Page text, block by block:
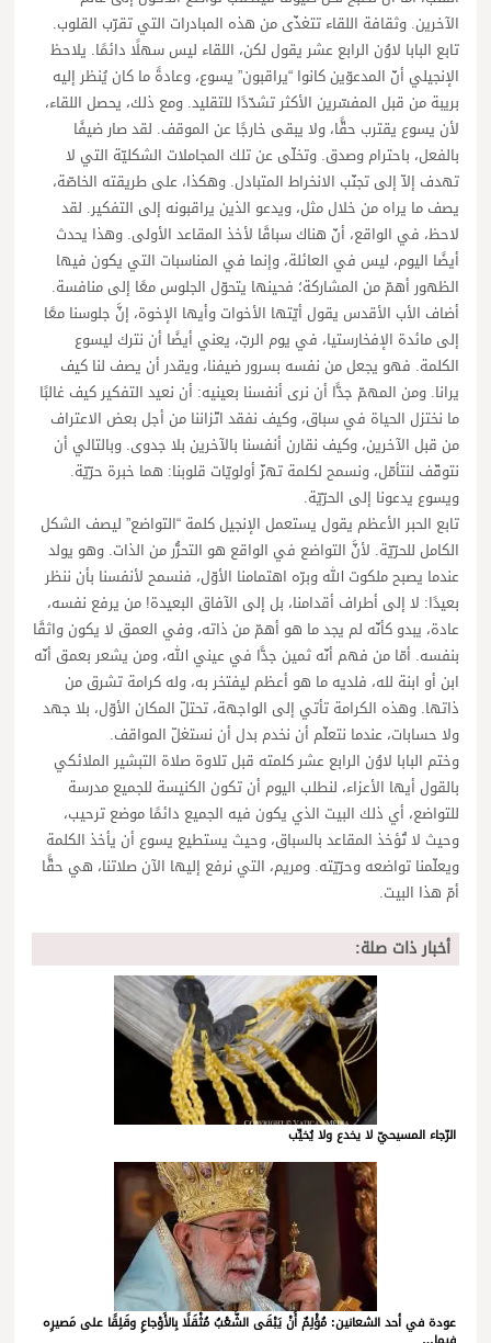
الآخرين. وثقافة اللقاء تتغذّى من هذه المبادرات التي تقرّب القلوب.
تابع البابا لاوُن الرابع عشر يقول لكن، اللقاء ليس سهلًا دائمًا. يلاحظ
الإنجيلي أنّ المدعوّين كانوا “يراقبون” يسوع، وعادةً ما كان يُنظر إليه
بريبة من قبل المفسّرين الأكثر تشدّدًا للتقليد. ومع ذلك، يحصل اللقاء،
لأن يسوع يقترب حقًّا، ولا يبقى خارجًا عن الموقف. لقد صار ضيفًا
بالفعل، باحترام وصدق. وتخلّى عن تلك المجاملات الشكليّة التي لا
تهدف إلاّ إلى تجنّب الانخراط المتبادل. وهكذا، على طريقته الخاصّة،
يصف ما يراه من خلال مثل، ويدعو الذين يراقبونه إلى التفكير. لقد
لاحظ، في الواقع، أنّ هناك سباقًا لأخذ المقاعد الأولى. وهذا يحدث
أيضًا اليوم، ليس في العائلة، وإنما في المناسبات التي يكون فيها
الظهور أهمّ من المشاركة؛ فحينها يتحوّل الجلوس معًا إلى منافسة.
أضاف الأب الأقدس يقول أيّتها الأخوات وأيها الإخوة، إنَّ جلوسنا معًا
إلى مائدة الإفخارستيا، في يوم الربّ، يعني أيضًا أن نترك ليسوع
الكلمة. فهو يجعل من نفسه بسرور ضيفنا، ويقدر أن يصف لنا كيف
يرانا. ومن المهمّ جدًّا أن نرى أنفسنا بعينيه: أن نعيد التفكير كيف غالبًا
ما نختزل الحياة في سباق، وكيف نفقد اتّزاننا من أجل بعض الاعتراف
من قبل الآخرين، وكيف نقارن أنفسنا بالآخرين بلا جدوى. وبالتالي أن
نتوقّف لنتأمّل، ونسمح لكلمة تهزّ أولويّات قلوبنا: هما خبرة حرّيّة.
ويسوع يدعونا إلى الحرّيّة.
تابع الحبر الأعظم يقول يستعمل الإنجيل كلمة “التواضع” ليصف الشكل
الكامل للحرّيّة. لأنَّ التواضع في الواقع هو التحرُّر من الذات. وهو يولد
عندما يصبح ملكوت الله وبرّه اهتمامنا الأوّل، فنسمح لأنفسنا بأن ننظر
بعيدًا: لا إلى أطراف أقدامنا، بل إلى الآفاق البعيدة! من يرفع نفسه،
عادة، يبدو كأنّه لم يجد ما هو أهمّ من ذاته، وفي العمق لا يكون واثقًا
بنفسه. أمّا من فهم أنّه ثمين جدًّا في عيني الله، ومن يشعر بعمق أنّه
ابن أو ابنة لله، فلديه ما هو أعظم ليفتخر به، وله كرامة تشرق من
ذاتها. وهذه الكرامة تأتي إلى الواجهة، تحتلّ المكان الأوّل، بلا جهد
ولا حسابات، عندما نتعلّم أن نخدم بدل أن نستغلّ المواقف.
وختم البابا لاوُن الرابع عشر كلمته قبل تلاوة صلاة التبشير الملائكي
بالقول أيها الأعزاء، لنطلب اليوم أن تكون الكنيسة للجميع مدرسة
للتواضع، أي ذلك البيت الذي يكون فيه الجميع دائمًا موضع ترحيب،
وحيث لا تُؤخذ المقاعد بالسباق، وحيث يستطيع يسوع أن يأخذ الكلمة
ويعلّمنا تواضعه وحرّيّته. ومريم، التي نرفع إليها الآن صلاتنا، هي حقًّا
أمّ هذا البيت.
أخبار ذات صلة:
الرّجاء المسيحيّ لا يخدع ولا يُخيِّب
عودة في أحد الشعانين: مُؤْلِمٌ أَنْ يَبْقَى الشَّعْبُ مُثْقَلًا بِالأَوْجاعِ وقَلِقًا على مَصيرِه